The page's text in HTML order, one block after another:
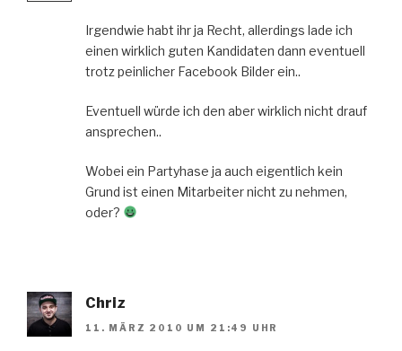
Irgendwie habt ihr ja Recht, allerdings lade ich
einen wirklich guten Kandidaten dann eventuell
trotz peinlicher Facebook Bilder ein..
Eventuell würde ich den aber wirklich nicht drauf
ansprechen..
Wobei ein Partyhase ja auch eigentlich kein
Grund ist einen Mitarbeiter nicht zu nehmen,
oder?
Chriz
11. MÄRZ 2010 UM 21:49 UHR